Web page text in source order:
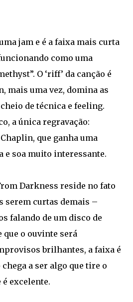
jam e é a faixa mais curta
como uma
O ‘riff’ da canção é
mais uma vez, domina as
de técnica e feeling.
a única regravação:
que ganha uma
e soa muito interessante.
Darkness reside no fato
serem curtas demais –
falando de um disco de
que o ouvinte será
brilhantes, a faixa é
a ser algo que tire o
excelente.